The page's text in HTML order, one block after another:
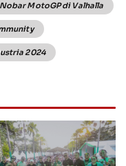
Nobar MotoGP di Valhalla
2024